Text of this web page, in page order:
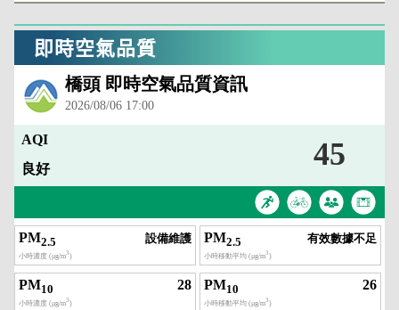
即時空氣品質